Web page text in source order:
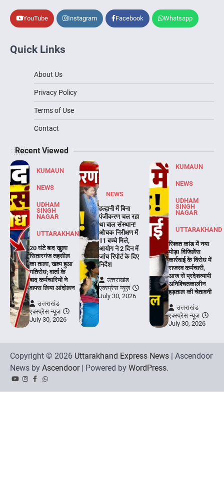
YouTube Instagram Facebook Whatsapp
Quick Links
About Us
Privacy Policy
Terms of Use
Contact
Recent Viewed
KUMAUN
NEWS
UDHAM
SINGH
NAGAR
UTTARAKHAND
20 घंटे बाद खुला
सितारगंज तहसील
का ताला, खत्म हुआ
गतिरोध; वार्ता के
बाद कर्मचारियों ने
वापस लिया आंदोलन
उत्तराखंड
एक्स्प्रेस न्यूज़
July 30, 2026
NEWS
हल्द्वानी में बिना
पंजीकरण चल रहा
था बाल संस्थान!
औचक निरीक्षण में
11 बच्चे मिले,
आयोग ने 2 दिन में
जांच रिपोर्ट के दिए
निर्देश
उत्तराखंड
एक्स्प्रेस न्यूज़
July 30, 2026
KUMAUN
NEWS
UDHAM
SINGH
NAGAR
UTTARAKHAND
रिश्वत कांड में नया
मोड़! विजिलेंस
कार्रवाई के विरोध में
राजस्व कर्मचारी,
आज से प्रदेशव्यापी
अनिश्चितकालीन
हड़ताल की चेतावनी
उत्तराखंड
एक्स्प्रेस न्यूज़
July 30, 2026
Copyright © 2026 Uttarakhand Express News | Ascendoor
News by Ascendoor| Powered by WordPress.
YouTubeInstagram
Facebook
Whatsapp